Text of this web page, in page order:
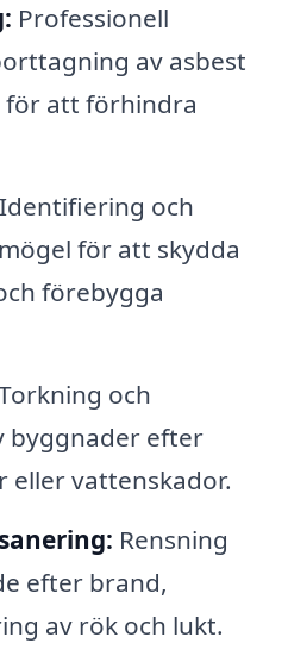
Professionell
av asbest
att förhindra
Identifiering och
för att skydda
förebygga
och
byggnader efter
eller vattenskador.
Rensning
efter brand,
av rök och lukt.